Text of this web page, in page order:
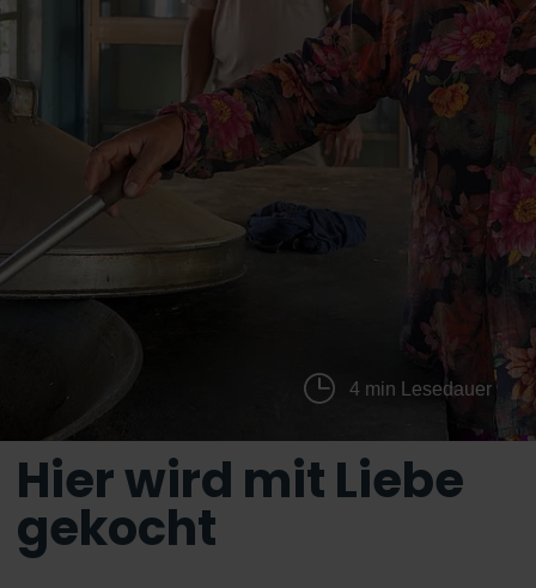
4 min Lesedauer
Hier wird mit Liebe
gekocht